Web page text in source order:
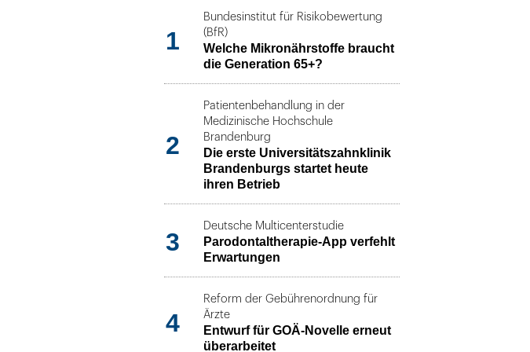
1
Bundesinstitut für Risikobewertung
(BfR)
Welche Mikronährstoffe braucht
die Generation 65+?
2
Patientenbehandlung in der
Medizinische Hochschule
Brandenburg
Die erste Universitätszahnklinik
Brandenburgs startet heute
ihren Betrieb
3
Deutsche Multicenterstudie
Parodontaltherapie-App verfehlt
Erwartungen
4
Reform der Gebührenordnung für
Ärzte
Entwurf für GOÄ-Novelle erneut
überarbeitet